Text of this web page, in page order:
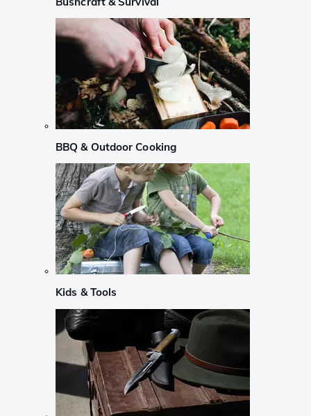
BBQ & Outdoor Cooking
Kids & Tools